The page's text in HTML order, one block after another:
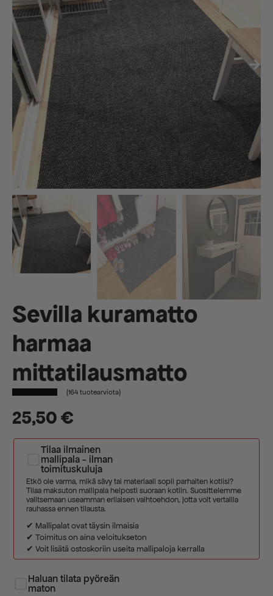
Sevilla kuramatto
harmaa
mittatilausmatto
(164tuotearviota)
25,50€
Tilaa ilmainen
mallipala - ilman
toimituskuluja
Etkö ole varma, mikä sävy tai materiaali sopii parhaiten kotiisi?
Tilaa maksuton mallipala helposti suoraan kotiin. Suosittelemme
valitsemaan useamman erilaisen vaihtoehdon, jotta voit vertailla
rauhassa ennen tilausta.
✔ Mallipalat ovat täysin ilmaisia
✔ Toimitus on aina veloitukseton
✔ Voit lisätä ostoskoriin useita mallipaloja kerralla
Haluan tilata pyöreän
maton